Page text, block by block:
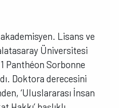
Lisans ve
Üniversitesi
Panthéon Sorbonne
Doktora derecesini
‘Uluslararası İnsan